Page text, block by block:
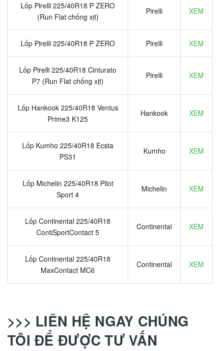
Lốp Pirelli 225/40R18 P ZERO
(Run Flat chống xịt)
Pirelli XEM
Lốp Pirelli 225/40R18 P ZERO Pirelli XEM
Lốp Pirelli 225/40R18 Cinturato
P7 (Run Flat chống xịt)
Pirelli XEM
Lốp Hankook 225/40R18 Ventus
Prime3 K125
Hankook XEM
Lốp Kumho 225/40R18 Ecsta
PS31
Kumho XEM
Lốp Michelin 225/40R18 Pilot
Sport 4
Michelin XEM
Lốp Continental 225/40R18
ContiSportContact 5
Continental XEM
Lốp Continental 225/40R18
MaxContact MC6
Continental XEM
>>> LIÊN HỆ NGAY CHÚNG
TÔI ĐỂ ĐƯỢC TƯ VẤN